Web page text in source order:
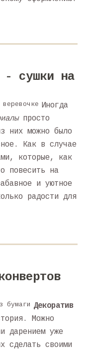
- сушки на
Иногда
просто
них можно было
Как в случае
которые, как
повесить на
и уютное
радости для
Декоратив
Можно
дарением уже
сделать своими